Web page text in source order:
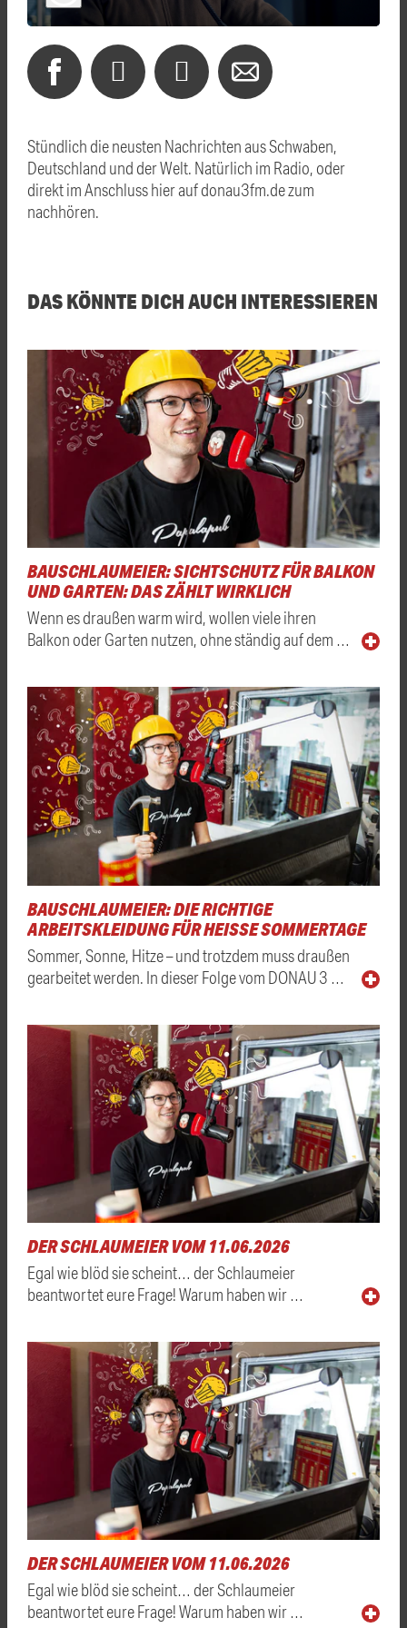
Stündlich die neusten Nachrichten aus Schwaben,
Deutschland und der Welt. Natürlich im Radio, oder
direkt im Anschluss hier auf donau3fm.de zum
nachhören.
DAS KÖNNTE DICH AUCH INTERESSIEREN
BAUSCHLAUMEIER: SICHTSCHUTZ FÜR BALKON
UND GARTEN: DAS ZÄHLT WIRKLICH
Wenn es draußen warm wird, wollen viele ihren
Balkon oder Garten nutzen, ohne ständig auf dem …
BAUSCHLAUMEIER: DIE RICHTIGE
ARBEITSKLEIDUNG FÜR HEISSE SOMMERTAGE
Sommer, Sonne, Hitze – und trotzdem muss draußen
gearbeitet werden. In dieser Folge vom DONAU 3 …
DER SCHLAUMEIER VOM 11.06.2026
Egal wie blöd sie scheint… der Schlaumeier
beantwortet eure Frage! Warum haben wir …
DER SCHLAUMEIER VOM 11.06.2026
Egal wie blöd sie scheint… der Schlaumeier
beantwortet eure Frage! Warum haben wir …